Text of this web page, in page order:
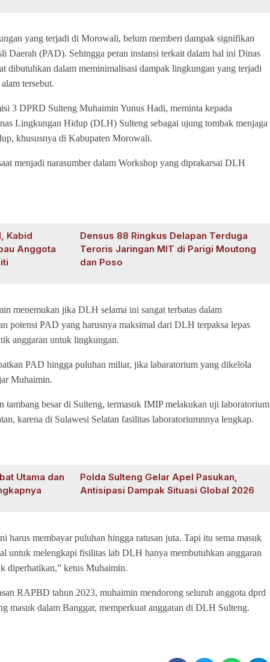
yang terjadi di Morowali, belum memberi dampak signifikan
Daerah (PAD). Sehingga peran instansi terkait dalam hal ini Dinas
dibutuhkan dalam meminimalisasi dampak lingkungan yang terjadi
tersebut.
3 DPRD Sulteng Muhaimin Yunus Hadi, meminta kepada
Lingkungan Hidup (DLH) Sulteng sebagai ujung tombak menjaga
khususnya di Kabupaten Morowali.
menjadi narasumber dalam Workshop yang diprakarsai DLH
Kabid
Anggota
Densus 88 Ringkus Delapan Terduga
Teroris Jaringan MIT di Parigi Moutong
dan Poso
menemukan jika DLH selama ini sangat terbatas dalam
potensi PAD yang harusnya maksimal dari DLH terpaksa lepas
anggaran untuk lingkungan.
PAD hingga puluhan miliar, jika labaratorium yang dikelola
Muhaimin.
tambang besar di Sulteng, termasuk IMIP melakukan uji laboratorium
karena di Sulawesi Selatan fasilitas laboratoriumnnya lengkap.
Utama dan
Polda Sulteng Gelar Apel Pasukan,
Antisipasi Dampak Situasi Global 2026
harus membayar puluhan hingga ratusan juta. Tapi itu sema masuk
untuk melengkapi fisilitas lab DLH hanya membutuhkan anggaran
diperhatikan,” ketus Muhaimin.
RAPBD tahun 2023, muhaimin mendorong seluruh anggota dprd
masuk dalam Banggar, memperkuat anggaran di DLH Sulteng.